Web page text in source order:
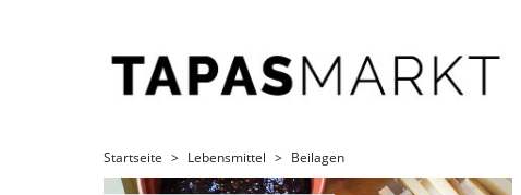
Startseite Lebensmittel Beilagen